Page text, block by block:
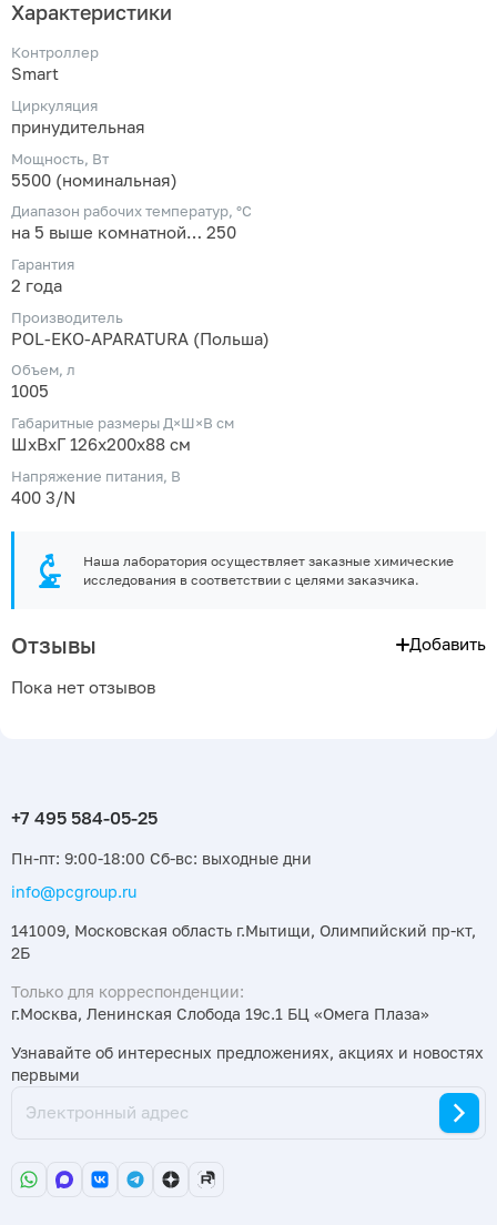
Характеристики
Контроллер
Smart
Циркуляция
принудительная
Мощность, Вт
5500 (номинальная)
Диапазон рабочих температур, °C
на 5 выше комнатной… 250
Гарантия
2 года
Производитель
POL-EKO-APARATURA (Польша)
Объем, л
1005
Габаритные размеры Д×Ш×В см
ШхВхГ 126х200х88 см
Напряжение питания, В
400 3/N
Наша лаборатория осуществляет заказные химические
исследования в соответствии с целями заказчика.
Отзывы Добавить
Пока нет отзывов
Пн-пт: 9:00-18:00 Сб-вс: выходные дни
info@pcgroup.ru
141009, Московская область г.Мытищи, Олимпийский пр-кт,
2Б
Только для корреспонденции:
г.Москва, Ленинская Слобода 19с.1 БЦ «Омега Плаза»
Узнавайте об интересных предложениях, акциях и новостях
первыми